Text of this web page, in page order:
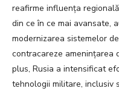
reafirme influența
din ce în ce mai avansate,
modernizarea sistemelor
contracareze amenințarea
plus, Rusia a intensificat
tehnologii militare, inclusiv